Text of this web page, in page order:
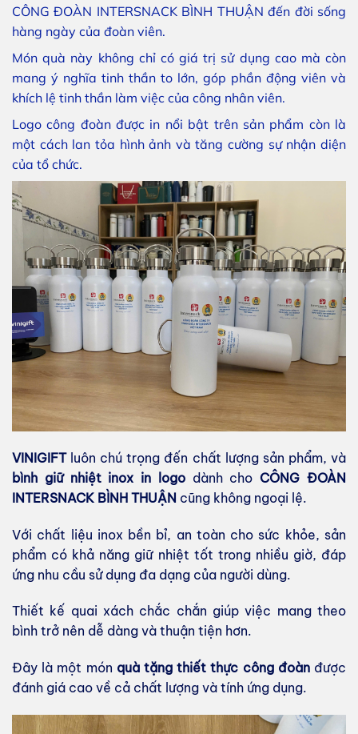
CÔNG ĐOÀN INTERSNACK BÌNH THUẬN đến đời sống
hàng ngày của đoàn viên.
Món quà này không chỉ có giá trị sử dụng cao mà còn
mang ý nghĩa tinh thần to lớn, góp phần động viên và
khích lệ tinh thần làm việc của công nhân viên.
Logo công đoàn được in nổi bật trên sản phẩm còn là
một cách lan tỏa hình ảnh và tăng cường sự nhận diện
của tổ chức.
VINIGIFTluôn chú trọng đến chất lượng sản phẩm, và
bình giữ nhiệt inox in logodành choCÔNG ĐOÀN
INTERSNACK BÌNH THUẬN cũng không ngoại lệ.
Với chất liệu inox bền bỉ, an toàn cho sức khỏe, sản
phẩm có khả năng giữ nhiệt tốt trong nhiều giờ, đáp
ứng nhu cầu sử dụng đa dạng của người dùng.
Thiết kế quai xách chắc chắn giúp việc mang theo
bình trở nên dễ dàng và thuận tiện hơn.
Đây là một món quà tặng thiết thực công đoànđược
đánh giá cao về cả chất lượng và tính ứng dụng.